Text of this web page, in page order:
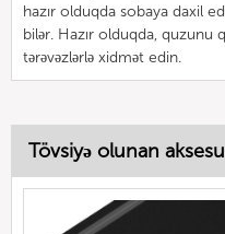
hazır olduqda sobaya daxil
bilər. Hazır olduqda, quzunu
tərəvəzlərlə xidmət edin.
Tövsiyə olunan